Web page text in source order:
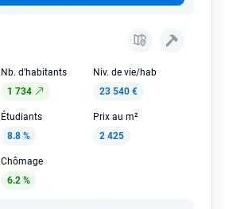
Nb. d'habitants
1 734
Niv. de vie/hab
23 540 €
Étudiants
8.8 %
Prix au m²
2 425
Chômage
6.2 %